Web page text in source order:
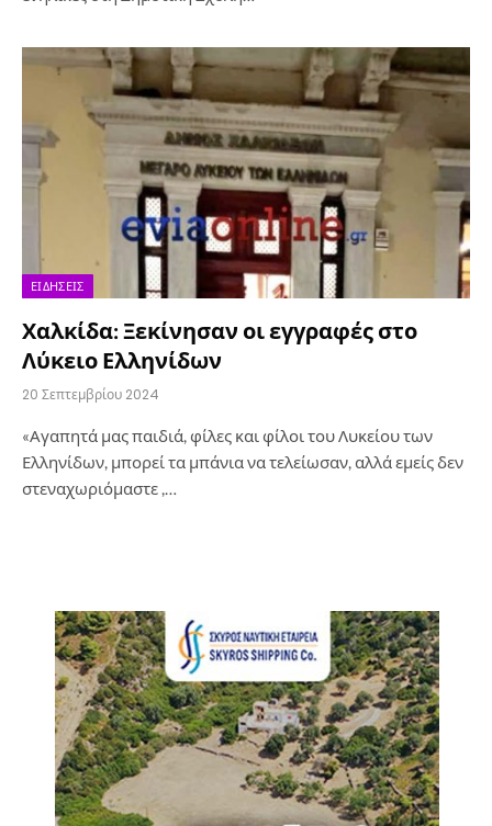
ΕΙΔΉΣΕΙΣ
Χαλκίδα: Ξεκίνησαν οι εγγραφές στο
Λύκειο Ελληνίδων
20 Σεπτεμβρίου 2024
«Αγαπητά μας παιδιά, φίλες και φίλοι του Λυκείου των
Ελληνίδων, μπορεί τα μπάνια να τελείωσαν, αλλά εμείς δεν
στεναχωριόμαστε ,…